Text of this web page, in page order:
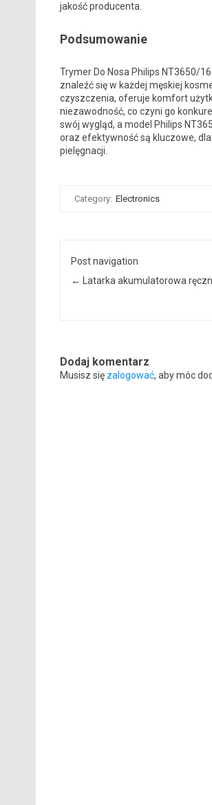
jakość producenta.
Podsumowanie
Trymer Do Nosa Philips NT3650/
znaleźć się w każdej męskiej
czyszczenia, oferuje komfort
niezawodność, co czyni go
swój wygląd, a model Philips
oraz efektywność są kluczowe,
pielęgnacji.
Category: Electronics
Post navigation
←
Latarka akumulatorowa
Dodaj komentarz
Musisz się zalogować, aby móc